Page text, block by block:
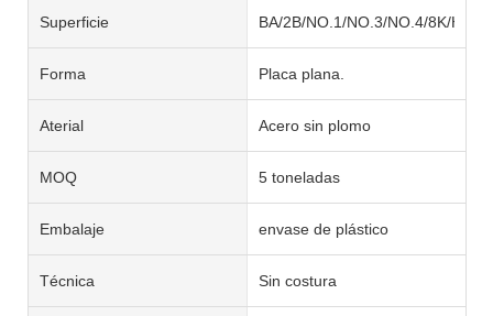
Superficie BA/2B/NO.1/NO.3/NO.4/8K/HL/
Forma Placa plana.
Aterial Acero sin plomo
MOQ 5 toneladas
Embalaje envase de plástico
Técnica Sin costura